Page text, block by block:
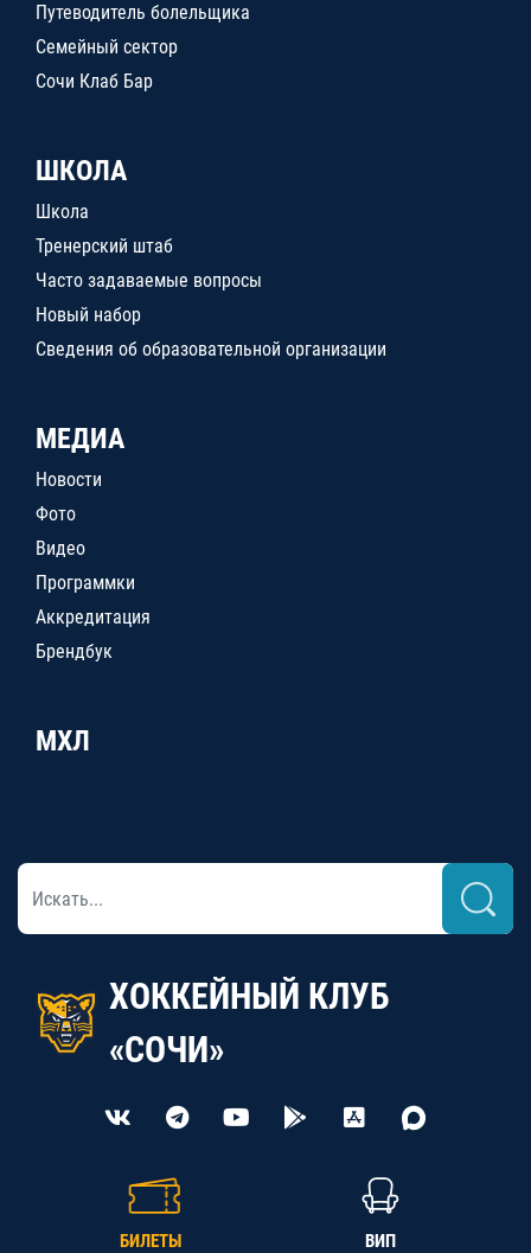
Путеводитель болельщика
Семейный сектор
Сочи Клаб Бар
ШКОЛА
Школа
Тренерский штаб
Часто задаваемые вопросы
Новый набор
Сведения об образовательной организации
МЕДИА
Новости
Фото
Видео
Программки
Аккредитация
Брендбук
МХЛ
ХОККЕЙНЫЙ КЛУБ
«СОЧИ»
БИЛЕТЫ ВИП